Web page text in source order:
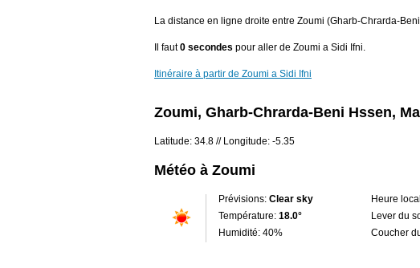
La distance en ligne droite entre Zoumi (Gharb-Chrarda-
Il faut0 secondes pour aller de Zoumi a Sidi Ifni.
Itinéraire à partir de Zoumi a Sidi Ifni
Zoumi, Gharb-Chrarda-Beni Hssen,
Latitude: 34.8 // Longitude: -5.35
Météo à Zoumi
Prévisions: Clear sky
Température: 18.0°
Humidité: 40%
Heure
Lever du
Coucher